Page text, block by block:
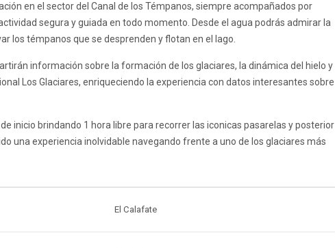
en el sector del Canal de los Témpanos, siempre acompañados por
segura y guiada en todo momento. Desde el agua podrás admirar la
los témpanos que se desprenden y flotan en el lago.
información sobre la formación de los glaciares, la dinámica del hielo y
Los Glaciares, enriqueciendo la experiencia con datos interesantes sobre
inicio brindando 1 hora libre para recorrer las iconicas pasarelas y posterior
una experiencia inolvidable navegando frente a uno de los glaciares más
El Calafate